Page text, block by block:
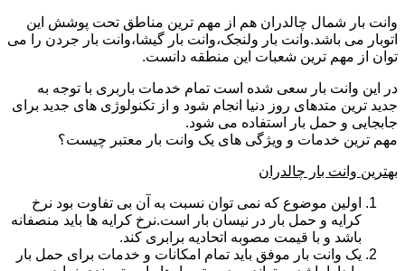
وانت بار شمال چالدران هم از مهم ترین مناطق تحت پوشش این
اتوبار می باشد.وانت بار ولنجک،وانت بار گیشا،وانت بار جردن را می
توان از مهم ترین شعبات این منطقه دانست.
در این وانت بار سعی شده است تمام خدمات باربری با توجه به
جدید ترین متدهای روز دنیا انجام شود و از تکنولوژی های جدید برای
جابجایی و حمل بار استفاده می شود.
مهم ترین خدمات و ویژگی های یک وانت بار معتبر چیست؟
بهترین وانت بار چالدران
اولین موضوع که نمی توان نسبت به آن بی تفاوت بود نرخ
کرایه و حمل بار در نیسان بار است.نرخ کرایه ها باید منصفانه
باشد و با قیمت مصوبه اتحادیه برابری کند.
یک وانت بار موفق باید تمام امکانات و خدمات برای حمل بار